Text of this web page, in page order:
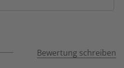
Bewertung schreiben